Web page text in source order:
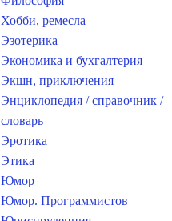
Хобби, ремесла
Эзотерика
Экономика и бухгалтерия
Экшн, приключения
Энциклопедия / справочник /
словарь
Эротика
Этика
Юмор
Юмор. Программистов